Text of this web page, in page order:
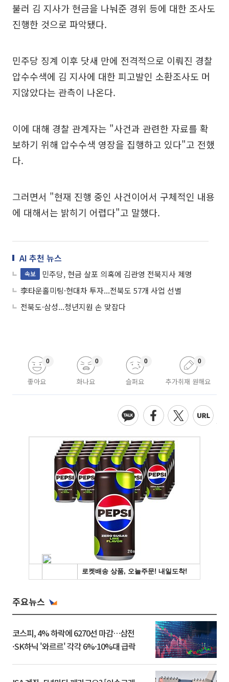
불러 김 지사가 현금을 나눠준 경위 등에 대한 조사도
진행한 것으로 파악됐다.
민주당 징계 이후 닷새 만에 전격적으로 이뤄진 경찰
압수수색에 김 지사에 대한 피고발인 소환조사도 머
지않았다는 관측이 나온다.
이에 대해 경찰 관계자는 "사건과 관련한 자료를 확
보하기 위해 압수수색 영장을 집행하고 있다"고 전했
다.
그러면서 "현재 진행 중인 사건이어서 구체적인 내용
에 대해서는 밝히기 어렵다"고 말했다.
AI 추천 뉴스
속보
민주당, 현금 살포 의혹에 김관영 전북지사 제명
李타운홀미팅·현대차 투자...전북도 57개 사업 선별
전북도·삼성...청년지원 손 맞잡다
좋아요
0
화나요
0
슬퍼요
0
추가취재 원해요
0
주요뉴스
코스피, 4% 하락에 6270선 마감…삼전
·SK하닉 '와르르' 각각 6%·10%대 급락